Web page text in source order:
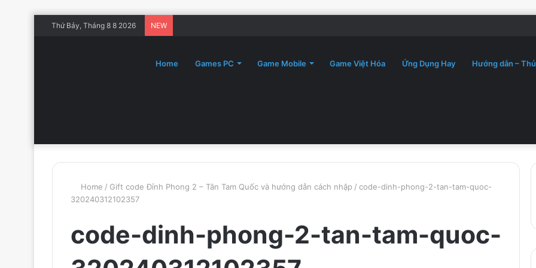
Thứ Bảy, Tháng 8 8 2026 NEW
Home Games PC Game Mobile Game Việt Hóa Ứng Dụng Hay Hướng dẫn –
Home / Gift code Đỉnh Phong 2 – Tân Tam Quốc và hướng dẫn cách nhập / code-dinh-phong-2-tan-tam-quoc-
320240312102357
code-dinh-phong-2-tan-tam-quoc-